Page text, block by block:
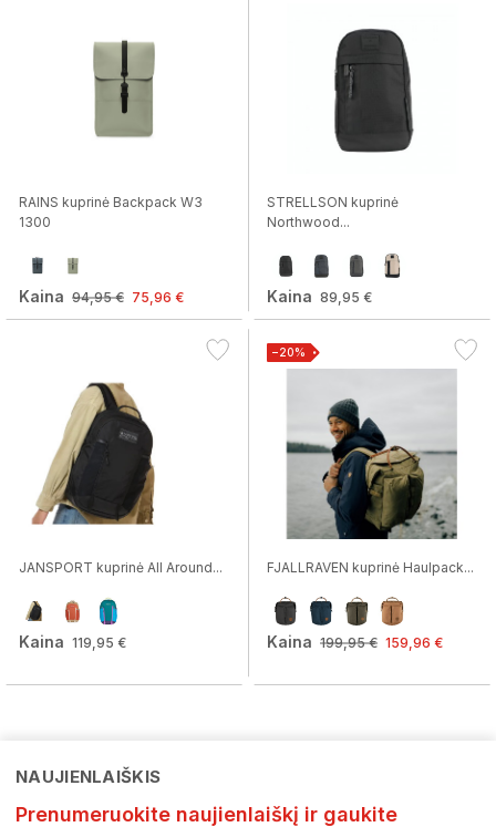
RAINS kuprinė Backpack W3
1300
Kaina 94,95 € 75,96 €
STRELLSON kuprinė
Northwood...
Kaina 89,95 €
JANSPORT kuprinė All Around...
Kaina 119,95 €
−20%
FJALLRAVEN kuprinė Haulpack...
Kaina 199,95 € 159,96 €
NAUJIENLAIŠKIS
Prenumeruokite naujienlaiškį ir gaukite